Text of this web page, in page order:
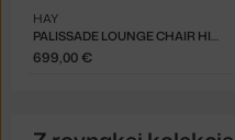
PALISSADE LOUNGE CHAIR HIGH, SKY GREY
HAY
699,00 €